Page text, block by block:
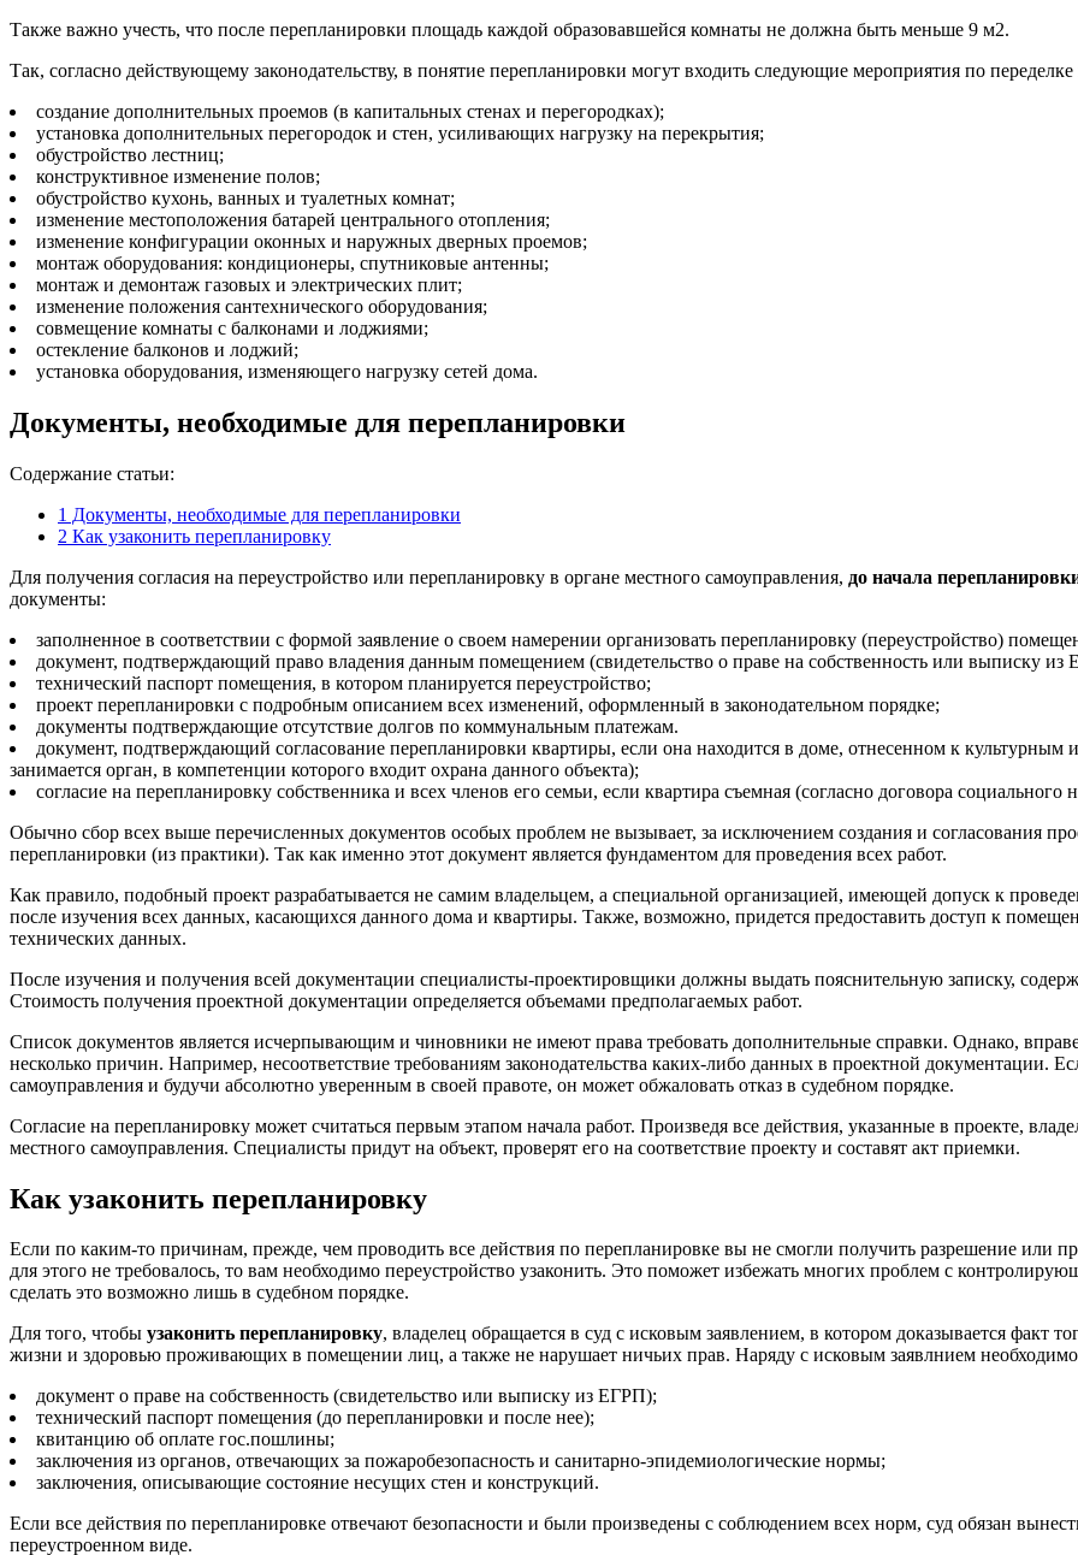
Также важно учесть, что после перепланировки площадь каждой образовавшейся комнаты не должна быть меньше 9 м2.
Так, согласно действующему законодательству, в понятие перепланировки могут входить следующие мероприятия по
создание дополнительных проемов (в капитальных стенах и перегородках);
установка дополнительных перегородок и стен, усиливающих нагрузку на перекрытия;
обустройство лестниц;
конструктивное изменение полов;
обустройство кухонь, ванных и туалетных комнат;
изменение местоположения батарей центрального отопления;
изменение конфигурации оконных и наружных дверных проемов;
монтаж оборудования: кондиционеры, спутниковые антенны;
монтаж и демонтаж газовых и электрических плит;
изменение положения сантехнического оборудования;
совмещение комнаты с балконами и лоджиями;
остекление балконов и лоджий;
установка оборудования, изменяющего нагрузку сетей дома.
Документы, необходимые для перепланировки
Содержание статьи:
1 Документы, необходимые для перепланировки
2 Как узаконить перепланировку
Для получения согласия на переустройство или перепланировку в органе местного самоуправления, до начала
документы:
заполненное в соответствии с формой заявление о своем намерении организовать перепланировку (переустройство)
документ, подтверждающий право владения данным помещением (свидетельство о праве на собственность или выписку из
технический паспорт помещения, в котором планируется переустройство;
проект перепланировки с подробным описанием всех изменений, оформленный в законодательном порядке;
документы подтверждающие отсутствие долгов по коммунальным платежам.
документ, подтверждающий согласование перепланировки квартиры, если она находится в доме, отнесенном к
занимается орган, в компетенции которого входит охрана данного объекта);
согласие на перепланировку собственника и всех членов его семьи, если квартира съемная (согласно договора социального
Обычно сбор всех выше перечисленных документов особых проблем не вызывает, за исключением создания и согласования
перепланировки (из практики). Так как именно этот документ является фундаментом для проведения всех работ.
Как правило, подобный проект разрабатывается не самим владельцем, а специальной организацией, имеющей допуск к
после изучения всех данных, касающихся данного дома и квартиры. Также, возможно, придется предоставить доступ к
технических данных.
После изучения и получения всей документации специалисты-проектировщики должны выдать пояснительную записку,
Стоимость получения проектной документации определяется объемами предполагаемых работ.
Список документов является исчерпывающим и чиновники не имеют права требовать дополнительные справки. Однако,
несколько причин. Например, несоответствие требованиям законодательства каких-либо данных в проектной документации.
самоуправления и будучи абсолютно уверенным в своей правоте, он может обжаловать отказ в судебном порядке.
Согласие на перепланировку может считаться первым этапом начала работ. Произведя все действия, указанные в проекте,
местного самоуправления. Специалисты придут на объект, проверят его на соответствие проекту и составят акт приемки.
Как узаконить перепланировку
Если по каким-то причинам, прежде, чем проводить все действия по перепланировке вы не смогли получить разрешение или
для этого не требовалось, то вам необходимо переустройство узаконить. Это поможет избежать многих проблем с
сделать это возможно лишь в судебном порядке.
Для того, чтобы узаконить перепланировку, владелец обращается в суд с исковым заявлением, в котором доказывается факт
жизни и здоровью проживающих в помещении лиц, а также не нарушает ничьих прав. Наряду с исковым заявлнием
документ о праве на собственность (свидетельство или выписку из ЕГРП);
технический паспорт помещения (до перепланировки и после нее);
квитанцию об оплате гос.пошлины;
заключения из органов, отвечающих за пожаробезопасность и санитарно-эпидемиологические нормы;
заключения, описывающие состояние несущих стен и конструкций.
Если все действия по перепланировке отвечают безопасности и были произведены с соблюдением всех норм, суд обязан
переустроенном виде.